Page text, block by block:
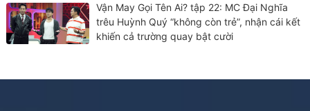
Vận May Gọi Tên Ai? tập 22: MC Đại Nghĩa
trêu Huỳnh Quý “không còn trẻ”, nhận cái kết
khiến cả trường quay bật cười